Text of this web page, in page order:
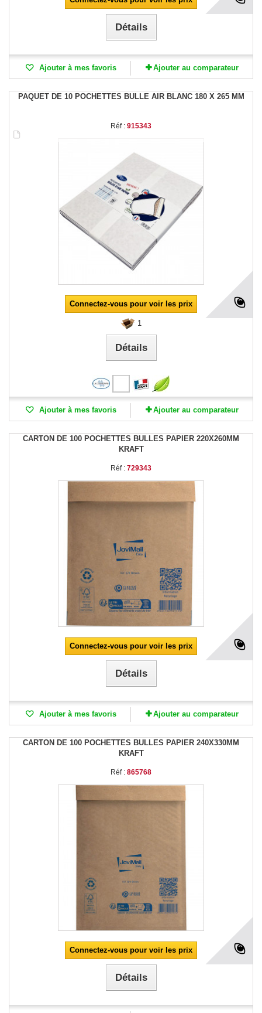
Détails
Ajouter à mes favoris Ajouter au comparateur
PAQUET DE 10 POCHETTES BULLE AIR BLANC 180 X 265 MM
Réf : 915343
Connectez-vous pour voir les prix
1
Détails
Ajouter à mes favoris Ajouter au comparateur
CARTON DE 100 POCHETTES BULLES PAPIER 220X260MM
KRAFT
Réf : 729343
Connectez-vous pour voir les prix
Détails
Ajouter à mes favoris Ajouter au comparateur
CARTON DE 100 POCHETTES BULLES PAPIER 240X330MM
KRAFT
Réf : 865768
Connectez-vous pour voir les prix
Détails